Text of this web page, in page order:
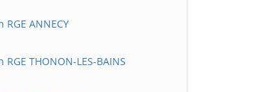
RGE ANNECY
RGE THONON-LES-BAINS